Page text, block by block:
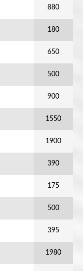
880
180
650
500
900
1550
1900
390
175
500
395
1980